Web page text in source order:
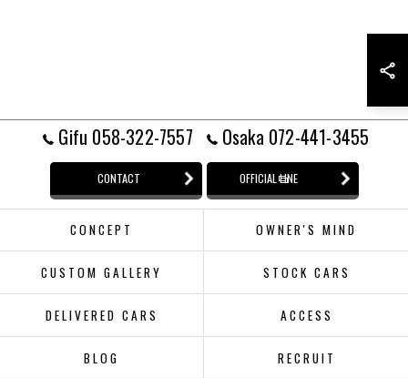
Gifu 058-322-7557 Osaka 072-441-3455
CONTACT OFFICIAL LINE
CONCEPT OWNER'S MIND
CUSTOM GALLERY STOCK CARS
DELIVERED CARS ACCESS
BLOG RECRUIT